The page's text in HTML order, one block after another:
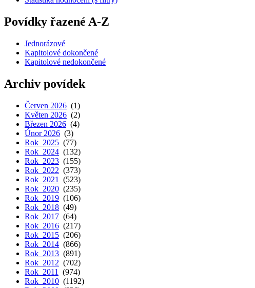
Povídky řazené A-Z
Jednorázové
Kapitolové dokončené
Kapitolové nedokončené
Archiv povídek
Červen 2026 (1)
Květen 2026 (2)
Březen 2026 (4)
Únor 2026 (3)
Rok 2025 (77)
Rok 2024 (132)
Rok 2023 (155)
Rok 2022 (373)
Rok 2021
(523)
Rok 2020 (235)
Rok 2019 (106)
Rok 2018 (49)
Rok 2017 (64)
Rok 2016 (217)
Rok 2015 (206)
Rok 2014 (866)
Rok 2013 (891)
Rok 2012 (702)
Rok 2011
(974)
Rok 2010 (1192)